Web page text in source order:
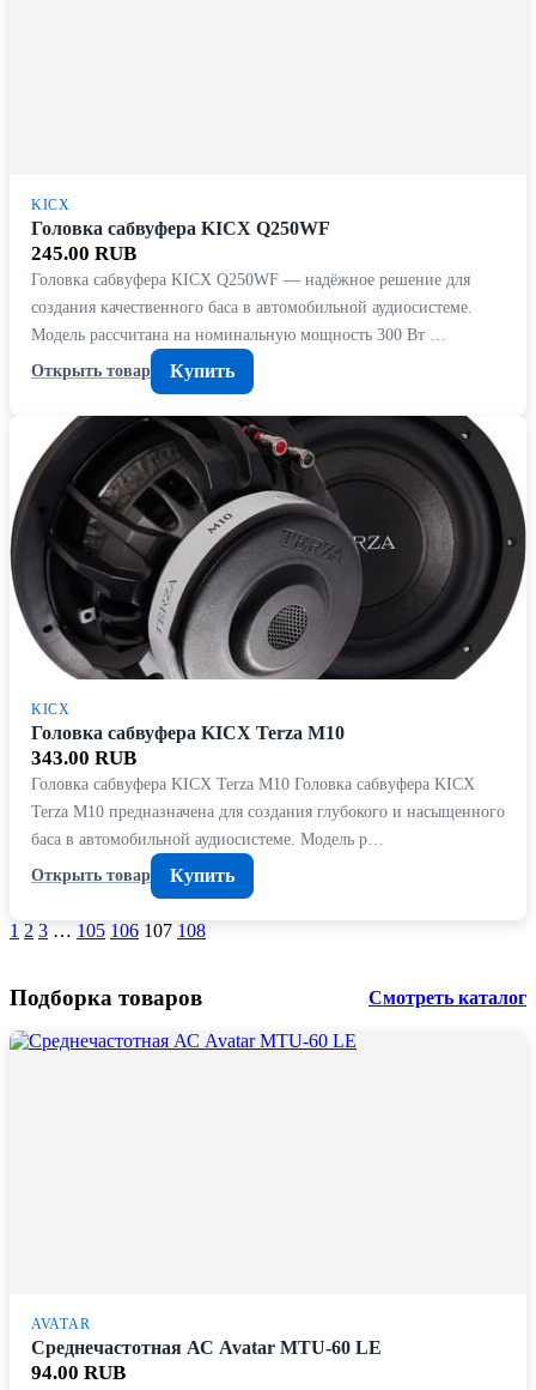
KICX
Головка сабвуфера KICX Q250WF
245.00 RUB
Головка сабвуфера KICX Q250WF — надёжное решение для
создания качественного баса в автомобильной аудиосистеме.
Модель рассчитана на номинальную мощность 300 Вт …
Открыть товар
Купить
KICX
Головка сабвуфера KICX Terza M10
343.00 RUB
Головка сабвуфера KICX Terza M10 Головка сабвуфера KICX
Terza M10 предназначена для создания глубокого и насыщенного
баса в автомобильной аудиосистеме. Модель р…
Открыть товар
Купить
1 2 3 … 105 106 107 108
Подборка товаров Смотреть каталог
AVATAR
Среднечастотная АС Avatar MTU-60 LE
94.00 RUB